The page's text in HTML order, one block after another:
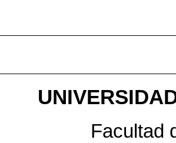
Facultad